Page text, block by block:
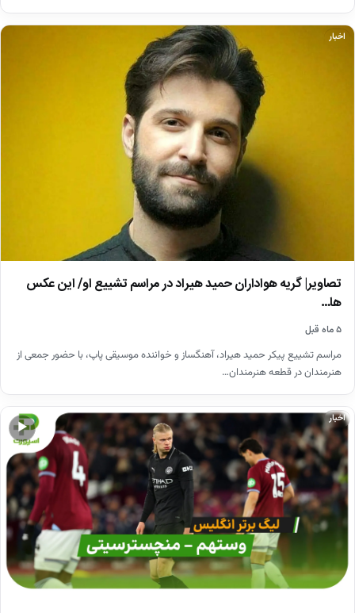
اخبار
تصاویر| گریه هواداران حمید هیراد در مراسم تشییع او/ این عکس
ها…
۵ ماه قبل
مراسم تشییع پیکر حمید هیراد، آهنگساز و خواننده موسیقی پاپ، با حضور جمعی از
هنرمندان در قطعه هنرمندان…
▶
اخبار